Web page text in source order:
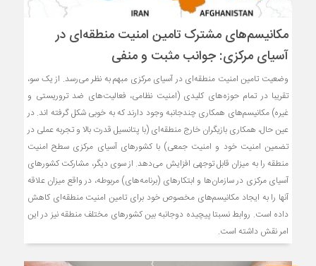
مکانیسم‌های مشترک تامین امنیت منطقه‌ای در
آسیای مرکزی: جوانب مثبت و منفی
وضعیت تامین امنیت منطقه‌ای در آسیای مرکزی مبهم به نظر می‌رسد. از یک سو،
تقریبا در تمام حوزه‌های کلیدی (امنیت نظامی، فعالیت‌های ضد تروریستی و
غیره) مکانیسم‌های همکاری چندجانبه وجود دارند که به خوبی شکل گرفته اند. در
عین حال، همکاری بازیگران خارج منطقه‌ای (با پتانسیل قدرت بالا و تجربه عملی در
تضمین امنیت خود و امنیت جمعی) با کشورهای آسیای مرکزی سطح امنیت
منطقه را به میزان قابل توجهی افزایش می‌دهد. از سوی دیگر، مشارکت کشورهای
آسیای مرکزی در سازمان‌ها و ابتکارهای (برنامه‌های) مربوطه، در واقع میزان علاقه
آنها را به ایجاد مکانیسم‌های مخصوص خود برای تامین امنیت منطقه‌ای کاهش
داده است. روابط نسبتا پیچیده دوجانبه بین کشورهای مختلف منطقه نیز در این
امر نقش داشته است.